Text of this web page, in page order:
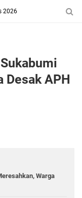
2026
Desak APH
Warga